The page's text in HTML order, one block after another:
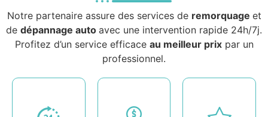
Notre partenaire assure des services de remorquage et
de dépannage auto avec une intervention rapide 24h/7j.
Profitez d’un service efficace au meilleur prixpar un
professionnel.